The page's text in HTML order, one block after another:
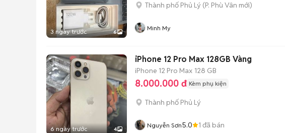
3 ngày trước 6
Thành phố Phủ Lý (P. Phù Vân mới)
Minh My
6 ngày trước 4
iPhone 12 Pro Max 128GB Vàng
iPhone 12 Pro Max 128 GB
8.000.000 đ Kèm phụ kiện
Thành phố Phủ Lý
Nguyễn Sơn5.0 1 đã bán